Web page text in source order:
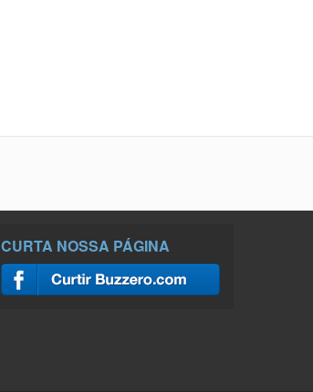
CURTA NOSSA PÁGINA